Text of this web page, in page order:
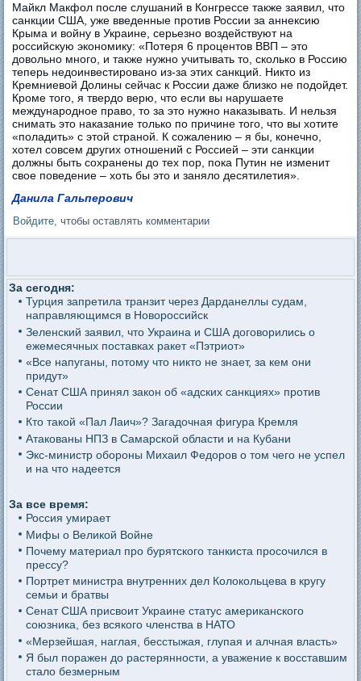
Майкл Макфол после слушаний в Конгрессе также заявил, что
санкции США, уже введенные против России за аннексию
Крыма и войну в Украине, серьезно воздействуют на
российскую экономику: «Потеря 6 процентов ВВП – это
довольно много, и также нужно учитывать то, сколько в Россию
теперь недоинвестировано из-за этих санкций. Никто из
Кремниевой Долины сейчас к России даже близко не подойдет.
Кроме того, я твердо верю, что если вы нарушаете
международное право, то за это нужно наказывать. И нельзя
снимать это наказание только по причине того, что вы хотите
«поладить» с этой страной. К сожалению – я бы, конечно,
хотел совсем других отношений с Россией – эти санкции
должны быть сохранены до тех пор, пока Путин не изменит
свое поведение – хоть бы это и заняло десятилетия».
Данила Гальперович
Войдите, чтобы оставлять комментарии
За сегодня:
Турция запретила транзит через Дарданеллы судам,
направляющимся в Новороссийск
Зеленский заявил, что Украина и США договорились о
ежемесячных поставках ракет «Пэтриот»
«Все напуганы, потому что никто не знает, за кем они
придут»
Сенат США принял закон об «адских санкциях» против
России
Кто такой «Пал Лаич»? Загадочная фигура Кремля
Атакованы НПЗ в Самарской области и на Кубани
Экс-министр обороны Михаил Федоров о том чего не успел
и на что надеется
За все время:
Россия умирает
Мифы о Великой Войне
Почему материал про бурятского танкиста просочился в
прессу?
Портрет министра внутренних дел Колокольцева в кругу
семьи и братвы
Сенат США присвоит Украине статус американского
союзника, без всякого членства в НАТО
«Мерзейшая, наглая, бесстыжая, глупая и алчная власть»
Я был поражен до растерянности, а уважение к восставшим
стало безмерным